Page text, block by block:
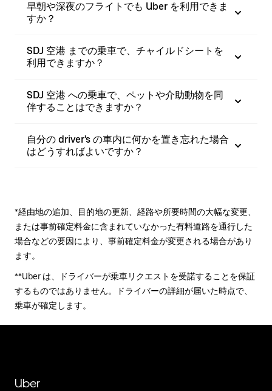
早朝や深夜のフライトでも Uber を利用できま
すか？
SDJ 空港 までの乗車で、チャイルドシートを
利用できますか？
SDJ 空港 への乗車で、ペットや介助動物を同
伴することはできますか？
自分の driver's の車内に何かを置き忘れた場合
はどうすればよいですか？
*経由地の追加、目的地の更新、経路や所要時間の大幅な変更、
または事前確定料金に含まれていなかった有料道路を通行した
場合などの要因により、事前確定料金が変更される場合があり
ます。
**Uber は、ドライバーが乗車リクエストを受諾することを保証
するものではありません。ドライバーの詳細が届いた時点で、
乗車が確定します。
Uber